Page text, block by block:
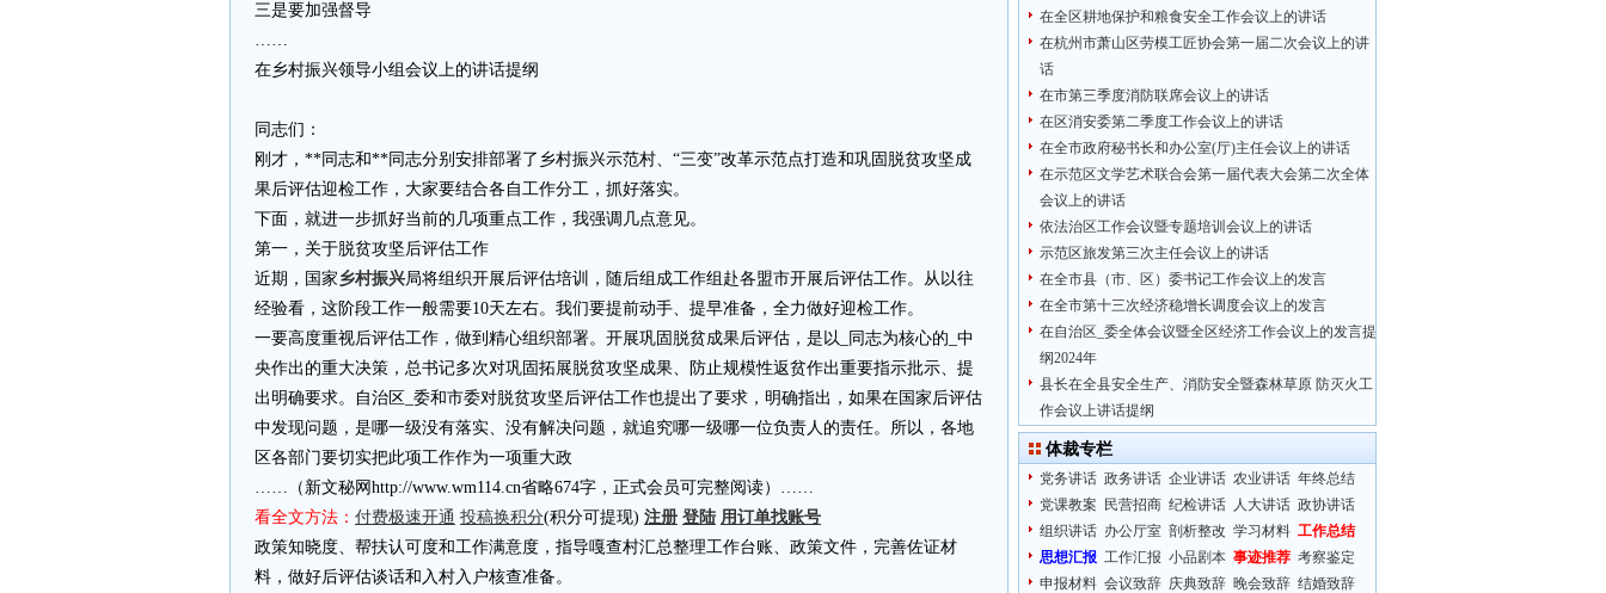
三是要加强督导
……
在乡村振兴领导小组会议上的讲话提纲
同志们：
刚才，**同志和**同志分别安排部署了乡村振兴示范村、“三变”改革示范点打造和巩固脱贫攻坚成
果后评估迎检工作，大家要结合各自工作分工，抓好落实。
下面，就进一步抓好当前的几项重点工作，我强调几点意见。
第一，关于脱贫攻坚后评估工作
近期，国家 乡村振兴局将组织开展后评估培训，随后组成工作组赴各盟市开展后评估工作。从以往
经验看，这阶段工作一般需要10天左右。我们要提前动手、提早准备，全力做好迎检工作。
一要高度重视后评估工作，做到精心组织部署。开展巩固脱贫成果后评估，是以_同志为核心的_中
央作出的重大决策，总书记多次对巩固拓展脱贫攻坚成果、防止规模性返贫作出重要指示批示、提
出明确要求。自治区_委和市委对脱贫攻坚后评估工作也提出了要求，明确指出，如果在国家后评估
中发现问题，是哪一级没有落实、没有解决问题，就追究哪一级哪一位负责人的责任。所以，各地
区各部门要切实把此项工作作为一项重大政
……（新文秘网http://www.wm114.cn省略674字，正式会员可完整阅读）……
看全文方法： 付费极速开通 投稿换积分(积分可提现) 注册 登陆 用订单找账号
政策知晓度、帮扶认可度和工作满意度，指导嘎查村汇总整理工作台账、政策文件，完善佐证材
料，做好后评估谈话和入村入户核查准备。
在全区耕地保护和粮食安全工作会议上的讲话
在杭州市萧山区劳模工匠协会第一届二次会议上的讲
话
在市第三季度消防联席会议上的讲话
在区消安委第二季度工作会议上的讲话
在全市政府秘书长和办公室(厅)主任会议上的讲话
在示范区文学艺术联合会第一届代表大会第二次全体
会议上的讲话
依法治区工作会议暨专题培训会议上的讲话
示范区旅发第三次主任会议上的讲话
在全市县（市、区）委书记工作会议上的发言
在全市第十三次经济稳增长调度会议上的发言
在自治区_委全体会议暨全区经济工作会议上的发言提
纲2024年
县长在全县安全生产、消防安全暨森林草原 防灭火工
作会议上讲话提纲
体裁专栏
党务讲话 政务讲话 企业讲话 农业讲话 年终总结
党课教案
民营招商 纪检讲话 人大讲话 政协讲话
组织讲话 办公厅室 剖析整改 学习材料 工作总结
思想汇报 工作汇报 小品剧本 事迹推荐 考察鉴定
申报材料 会议致辞 庆典致辞 晚会致辞 结婚致辞